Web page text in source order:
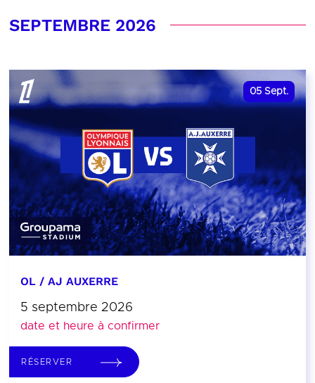
SEPTEMBRE 2026
05 Sept.
OL / AJ AUXERRE
5 septembre 2026
date et heure à confirmer
RÉSERVER